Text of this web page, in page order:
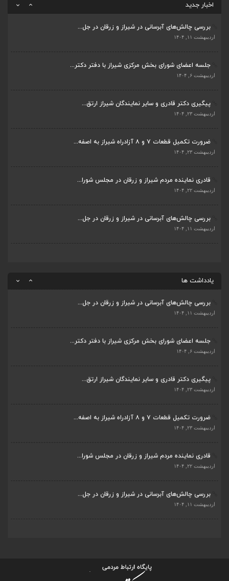
اخبار جدید
بررسی چالش‌های آبرسانی در شیراز و زرقان در جل...
اردیبهشت ۱۱, ۱۴۰۴
جلسه اعضای شورای بخش مرکزی شیراز با دفتر دکتر...
اردیبهشت ۶, ۱۴۰۴
پیگیری دکتر قادری و سایر نمایندگان شیراز ارتق...
اردیبهشت ۲۳, ۱۴۰۴
ضرورت تکمیل قطعات ۷ و ۸ آزادراه شیراز به اصفه...
اردیبهشت ۲۳, ۱۴۰۴
قادری نماینده مردم شیراز و زرقان در مجلس شورا...
اردیبهشت ۲۲, ۱۴۰۴
بررسی چالش‌های آبرسانی در شیراز و زرقان در جل...
اردیبهشت ۱۱, ۱۴۰۴
یادداشت ها
ضرورت تکمیل قطعات ۷ و ۸ آزادراه شیراز به اصفه...
قادری نماینده مردم شیراز و زرقان در مجلس شورا...
بررسی چالش‌های آبرسانی در شیراز و زرقان در جل...
جلسه اعضای شورای بخش مرکزی شیراز با دفتر دکتر...
پیگیری دکتر قادری و سایر نمایندگان شیراز ارتق...
ضرورت تکمیل قطعات ۷ و ۸ آزادراه شیراز به اصفه...
بررسی چالش‌های آبرسانی در شیراز و زرقان در جل...
اردیبهشت ۱۱, ۱۴۰۴
جلسه اعضای شورای بخش مرکزی شیراز با دفتر دکتر...
اردیبهشت ۶, ۱۴۰۴
پیگیری دکتر قادری و سایر نمایندگان شیراز ارتق...
اردیبهشت ۲۳, ۱۴۰۴
ضرورت تکمیل قطعات ۷ و ۸ آزادراه شیراز به اصفه...
اردیبهشت ۲۳, ۱۴۰۴
قادری نماینده مردم شیراز و زرقان در مجلس شورا...
اردیبهشت ۲۲, ۱۴۰۴
بررسی چالش‌های آبرسانی در شیراز و زرقان در جل...
اردیبهشت ۱۱, ۱۴۰۴